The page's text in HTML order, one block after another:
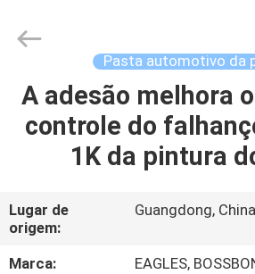
CASA
PRODUTOS
SOBRE
NÓS
Co.,Ltd..
Developed
ECER
Pasta automotivo da
A adesão melhora
controle do
1K da pintura
Lugar de
origem:
Guangdong, China
Marca:
EAGLES,